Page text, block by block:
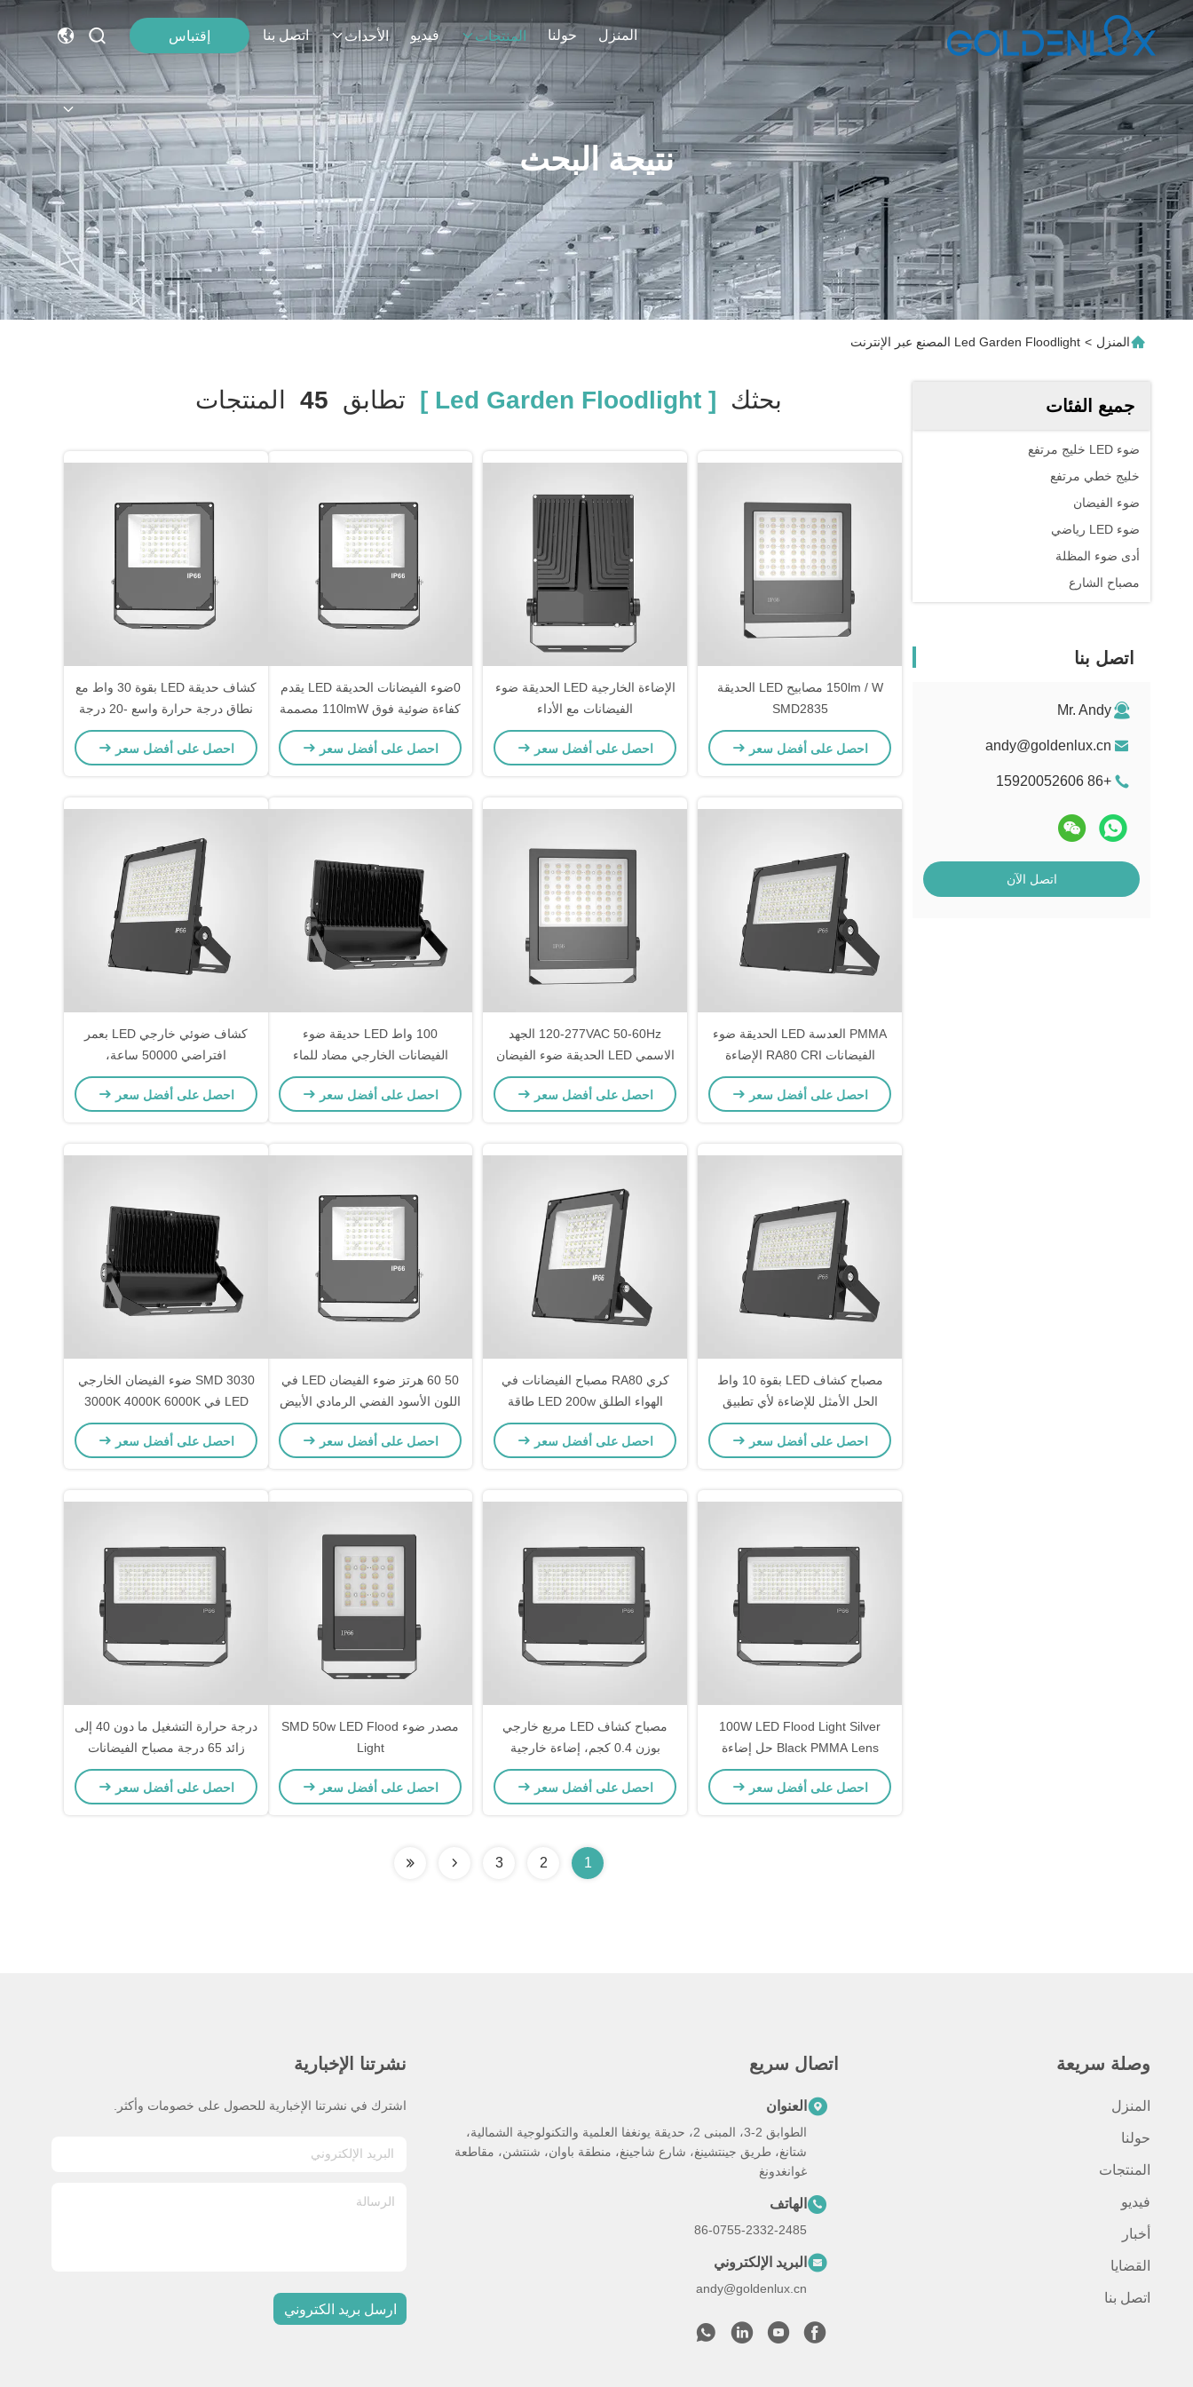
المنزل حولنا المنتجات فيديو الأحداث اتصل بنا إقتباس
نتيجة البحث
المنزل > Led Garden Floodlight المصنع عبر الإنترنت
جميع الفئات
ضوء LED خليج مرتفع
خليج خطي مرتفع
ضوء الفيضان
ضوء LED رياضي
أدى ضوء المظلة
مصباح الشارع
اتصل بنا
Mr. Andy
andy@goldenlux.cn
+86 15920052606
اتصل الآن
بحثك [ Led Garden Floodlight ] تطابق 45 المنتجات
150lm / W مصابيح LED الحديقة
SMD2835
احصل على أفضل سعر
الإضاءة الخارجية LED الحديقة ضوء
الفيضانات مع الأداء
احصل على أفضل سعر
0ضوء الفيضانات الحديقة LED يقدم
كفاءة ضوئية فوق 110lmW مصممة
للزخرفة الخارجية وإضاءة الممرات
احصل على أفضل سعر
كشاف حديقة LED بقوة 30 واط مع
نطاق درجة حرارة واسع -20 درجة
مئوية - 50 درجة مئوية
احصل على أفضل سعر
PMMA العدسة LED الحديقة ضوء
الفيضانات RA80 CRI الإضاءة
الخارجية لمسار أمن المناظر
الطبيعية والتطبيقات المعمارية
احصل على أفضل سعر
120-277VAC 50-60Hz الجهد
الاسمي LED الحديقة ضوء الفيضان
في 3000K-6500K درجة حرارة
اللون للإضاءة الخارجية
احصل على أفضل سعر
100 واط LED حديقة ضوء
الفيضانات الخارجي مضاد للماء
إضاءة المناظر الطبيعية توفير
الطاقة دائمة IP65 عمر طويل
احصل على أفضل سعر
كشاف ضوئي خارجي LED بعمر
افتراضي 50000 ساعة،
200*145*28 ملم وعمر طويل
احصل على أفضل سعر
مصباح كشاف LED بقوة 10 واط
الحل الأمثل للإضاءة لأي تطبيق
احصل على أفضل سعر
كري RA80 مصباح الفيضانات في
الهواء الطلق LED 200w طاقة
الدخول مصباح مقاوم للأرصاد الجوية
مثالي للإضاءة في الفعاليات
احصل على أفضل سعر
50 60 هرتز ضوء الفيضان LED في
اللون الأسود الفضي الرمادي الأبيض
لون الجسم المثالي لتطبيقات إضاءة
جسر الطرق والأنفاق
احصل على أفضل سعر
SMD 3030 ضوء الفيضان الخارجي
LED في 3000K 4000K 6000K
دمجة اللون مناسبة لمواقف
السيارات واجهة المباني والمناطق
احصل على أفضل سعر
100W LED Flood Light Silver
Black PMMA Lens حل إضاءة
خارجي دائم للتطبيقات التجارية
الصناعية
احصل على أفضل سعر
مصباح كشاف LED مربع خارجي
بوزن 0.4 كجم، إضاءة خارجية
شديدة التحمل مصممة للإضاءة
الأمنية وأماكن الفعاليات الخارجية
احصل على أفضل سعر
مصدر ضوء SMD 50w LED Flood
Light
احصل على أفضل سعر
درجة حرارة التشغيل ما دون 40 إلى
زائد 65 درجة مصباح الفيضانات
LED الخارجي يقدم 10 20 30 50
100 150 200 و 300 واط نموذجاحصل على أفضل سعر
1
2
3
وصلة سريعة
المنزل
حولنا
المنتجات
فيديو
أخبار
القضايا
اتصل بنا
اتصال سريع
العنوان
الطوابق 2-3، المبنى 2، حديقة يونغفا العلمية والتكنولوجية الشمالية،
شتانغ، طريق جينتشينغ، شارع شاجينغ، منطقة باوان، شنتشن، مقاطعة
غوانغدونغ
الهاتف
86-0755-2332-2485
البريد الإلكتروني
andy@goldenlux.cn
نشرتنا الإخبارية
اشترك في نشرتنا الإخبارية للحصول على خصومات وأكثر.
ارسل بريد الكتروني